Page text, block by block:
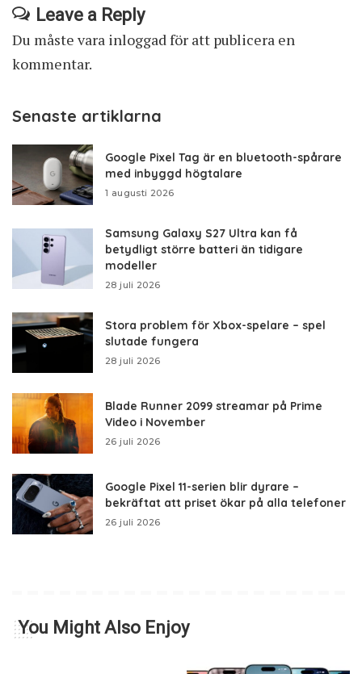
Leave a Reply
Du måste vara inloggadför att publicera en
kommentar.
Senaste artiklarna
Google Pixel Tag är en bluetooth-spårare
med inbyggd högtalare
1 augusti 2026
Samsung Galaxy S27 Ultra kan få
betydligt större batteri än tidigare
modeller
28 juli 2026
Stora problem för Xbox-spelare – spel
slutade fungera
28 juli 2026
Blade Runner 2099 streamar på Prime
Video i November
26 juli 2026
Google Pixel 11-serien blir dyrare –
bekräftat att priset ökar på alla telefoner
26 juli 2026
You Might Also Enjoy